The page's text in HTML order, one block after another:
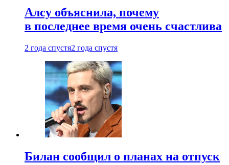
Алсу объяснила, почему
в последнее время очень счастлива
2 года спустя2 года спустя
Билан сообщил о планах на отпуск